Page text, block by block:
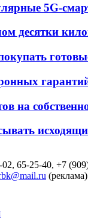
5G-
десятки
на
65-25-40, +7